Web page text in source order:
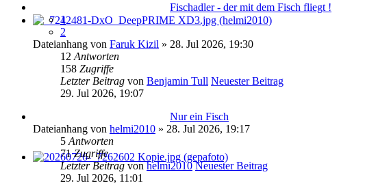
Fischadler - der mit dem Fisch fliegt !
1
2
Dateianhang von Faruk Kizil » 28. Jul 2026, 19:30
12 Antworten
158 Zugriffe
Letzter Beitrag von Benjamin Tull Neuester Beitrag
29. Jul 2026, 19:07
Nur ein Fisch
Dateianhang von helmi2010 » 28. Jul 2026, 19:17
5 Antworten
71Zugriffe
Letzter Beitragvonhelmi2010 Neuester Beitrag
29. Jul 2026, 11:01